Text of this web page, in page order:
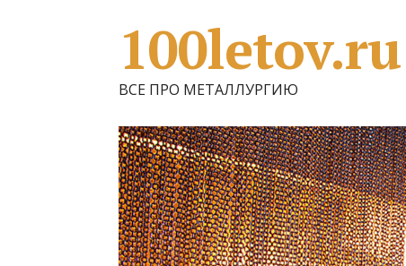
100letov.ru
ВСЕ ПРО МЕТАЛЛУРГИЮ